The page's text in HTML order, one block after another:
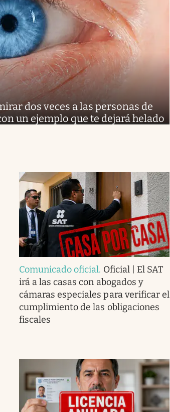
dos veces a las personas de
un ejemplo que te dejará helado
Comunicado oficial. Oficial | El SAT
irá a las casas con abogados y
cámaras especiales para verificar el
cumplimiento de las obligaciones
fiscales